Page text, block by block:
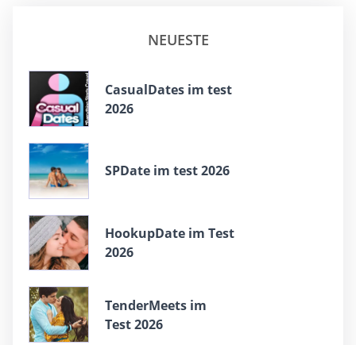
NEUESTE
СasualDates im test
2026
SPDate im test 2026
HookupDate im Test
2026
TenderMeets im
Test 2026